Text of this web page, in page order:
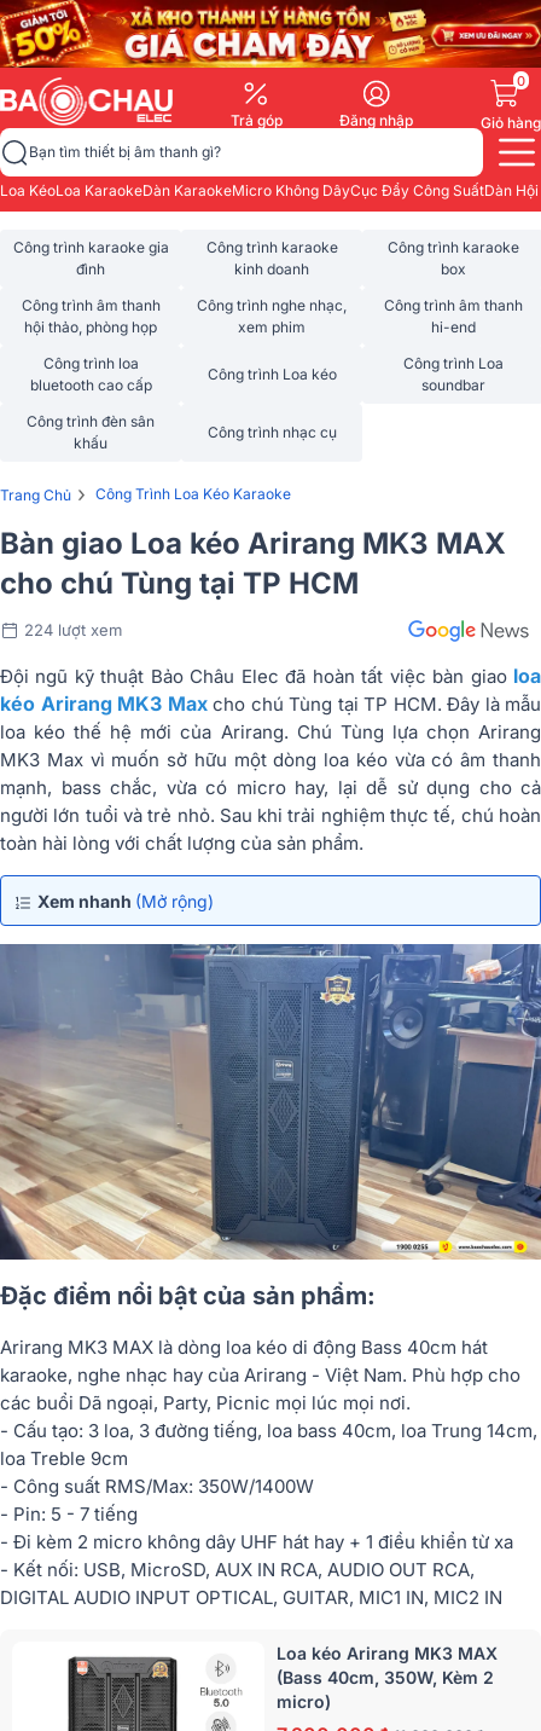
Trả góp Đăng nhập
0
Giỏ hàng
Bạn tìm thiết bị âm thanh gì?
Loa KéoLoa KaraokeDàn KaraokeMicro Không DâyCục Đẩy Công SuấtDàn
Công trình karaoke gia
đình
Công trình karaoke
kinh doanh
Công trình karaoke
box
Công trình âm thanh
hội thảo, phòng họp
Công trình nghe nhạc,
xem phim
Công trình âm thanh
hi-end
Công trình loa
bluetooth cao cấp
Công trình Loa kéo
Công trình Loa
soundbar
Công trình đèn sân
khấu
Công trình nhạc cụ
Trang Chủ › Công Trình Loa Kéo Karaoke
Bàn giao Loa kéo Arirang MK3 MAX
cho chú Tùng tại TP HCM
224 lượt xem
Đội ngũ kỹ thuật Bảo Châu Elec đã hoàn tất việc bàn giao loa
kéo Arirang MK3 Maxcho chú Tùng tại TP HCM. Đây là mẫu
loa kéo thế hệ mới của Arirang. Chú Tùng lựa chọn Arirang
MK3 Max vì muốn sở hữu một dòng loa kéo vừa có âm thanh
mạnh, bass chắc, vừa có micro hay, lại dễ sử dụng cho cả
người lớn tuổi và trẻ nhỏ. Sau khi trải nghiệm thực tế, chú hoàn
toàn hài lòng với chất lượng của sản phẩm.
Xem nhanh (Mở rộng)
Đặc điểm nổi bật của sản phẩm:
Arirang MK3 MAX là dòng loa kéo di động Bass 40cm hát
karaoke, nghe nhạc hay của Arirang - Việt Nam. Phù hợp cho
các buổi Dã ngoại, Party, Picnic mọi lúc mọi nơi.
- Cấu tạo: 3 loa, 3 đường tiếng, loa bass 40cm, loa Trung 14cm,
loa Treble 9cm
- Công suất RMS/Max: 350W/1400W
- Pin: 5 - 7 tiếng
- Đi kèm 2 micro không dây UHF hát hay + 1 điều khiển từ xa
- Kết nối: USB, MicroSD, AUX IN RCA, AUDIO OUT RCA,
DIGITAL AUDIO INPUT OPTICAL, GUITAR, MIC1 IN, MIC2 IN
Loa kéo Arirang MK3 MAX
(Bass 40cm, 350W, Kèm 2
micro)